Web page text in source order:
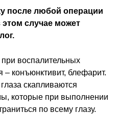
после любой операции
этом случае может
при воспалительных
– конъюнктивит, блефарит.
скапливаются
которые при выполнении
по всему глазу.